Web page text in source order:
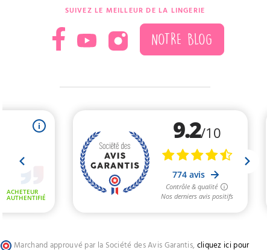
SUIVEZ LE MEILLEUR DE LA LINGERIE
NOTRE BLOG
Marchand approuvé par la Société des Avis Garantis, cliquez ici pour